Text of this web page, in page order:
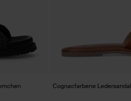
Cognacfarbene